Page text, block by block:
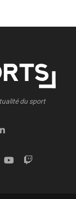
du sport